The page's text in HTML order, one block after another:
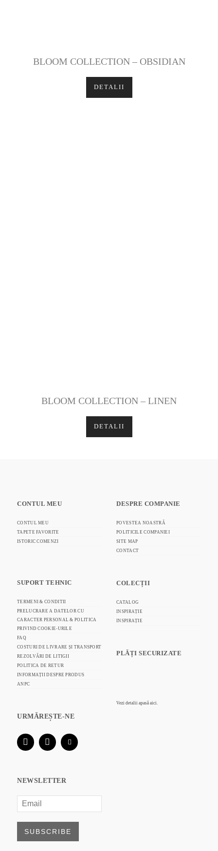
BLOOM COLLECTION – OBSIDIAN
DETALII
BLOOM COLLECTION – LINEN
DETALII
CONTUL MEU
CONTUL MEU
TAPETE FAVORITE
ISTORIC COMENZI
SUPORT TEHNIC
TERMENI & CONDITII
PRELUCRARE A DATELOR CU
CARACTER PERSONAL & POLITICA
PRIVIND COOKIE-URILE
FAQ
COSTURI DE LIVRARE ȘI TRANSPORT
REZOLVĂRI DE LITIGII
POLITICA DE RETUR
INFORMAȚII DESPRE PRODUS
ANPC
URMĂREȘTE-NE
NEWSLETTER
DESPRE COMPANIE
POVESTEA NOASTRĂ
POLITICILE COMPANIEI
SITE MAP
CONTACT
COLECȚII
CATALOG
INSPIRAȚIE
INSPIRAȚIE
PLĂȚI SECURIZATE
Vezi detalii apasă aici.